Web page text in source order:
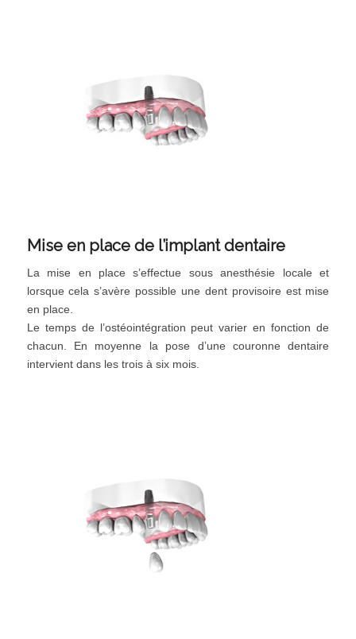
Mise en place de l’implant dentaire
La mise en place s’effectue sous anesthésie locale et
lorsque cela s’avère possible une dent provisoire est mise
en place.
Le temps de l’ostéointégration peut varier en fonction de
chacun. En moyenne la pose d’une couronne dentaire
intervient dans les trois à six mois.